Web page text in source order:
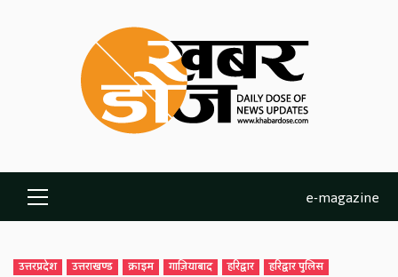
Primary
Menu
e-magazine
उत्तरप्रदेश उत्तराखण्ड क्राइम गाज़ियाबाद हरिद्वार हरिद्वार पुलिस